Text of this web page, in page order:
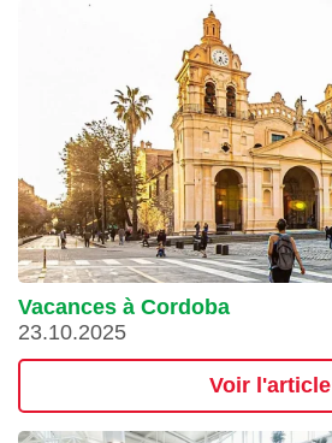
Vacances à Cordoba
23.10.2025
Voir l'article